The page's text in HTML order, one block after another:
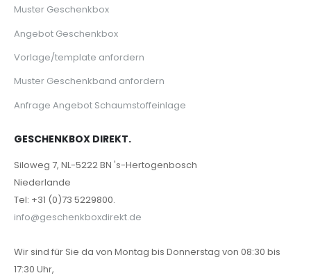
Muster Geschenkbox
Angebot Geschenkbox
Vorlage/template anfordern
Muster Geschenkband anfordern
Anfrage Angebot Schaumstoffeinlage
GESCHENKBOX DIREKT.
Siloweg 7, NL-5222 BN 's-Hertogenbosch
Niederlande
Tel: +31 (0)73 5229800.
info@geschenkboxdirekt.de
Wir sind für Sie da von Montag bis Donnerstag von 08:30 bis
17:30 Uhr,